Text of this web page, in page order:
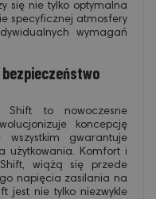
się nie tylko optymalna
specyficznej atmosfery
wymagań
Shift to nowoczesne
koncepcję
gwarantuje
użytkowania. Komfort i
wiążą się przede
napięcia zasilania na
jest nie tylko niezwykle